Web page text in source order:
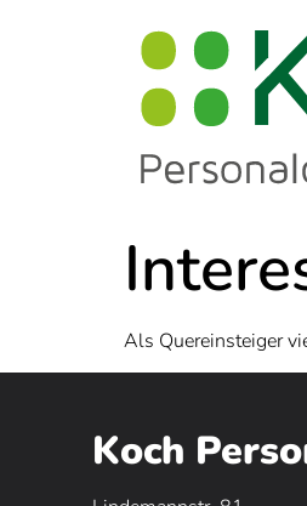
Als Quereinsteiger
Koch